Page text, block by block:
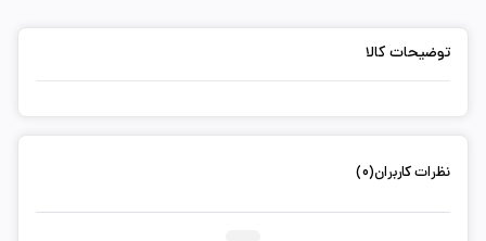
توضیحات کالا
نظرات کاربران(0)